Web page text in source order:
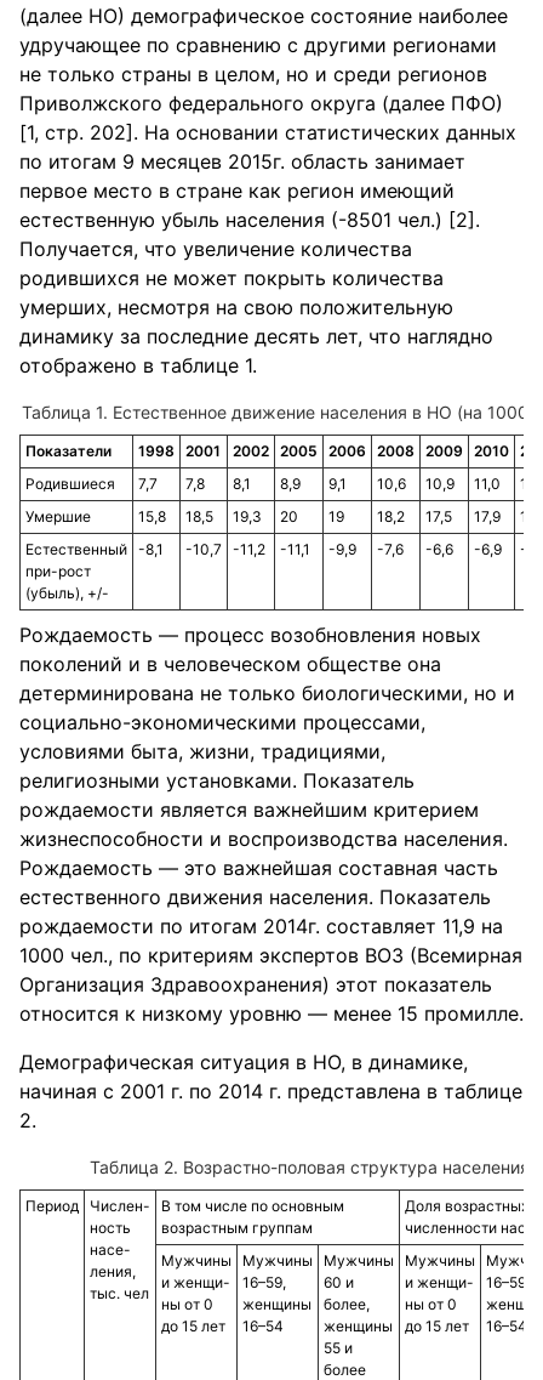
(далее НО) демографическое состояние наиболее
удручающее по сравнению с другими регионами
не только страны в целом, но и среди регионов
Приволжского федерального округа (далее ПФО)
[1, стр. 202]. На основании статистических данных
по итогам 9 месяцев 2015г. область занимает
первое место в стране как регион имеющий
естественную убыль населения (-8501 чел.) [2].
Получается, что увеличение количества
родившихся не может покрыть количества
умерших, несмотря на свою положительную
динамику за последние десять лет, что наглядно
отображено в таблице 1.
Естественное движение населения в НО (на 1000
Показатели 1998 2001 2002 2005 2006 2008 2009 2010
Родившиеся
7,7 7,8 8,1 8,9 9,1 10,6 10,9 11,0
Умершие
15,8 18,5 19,3 20 19 18,2 17,5 17,9
Естественный
при-рост
(убыль), +/-
-8,1 -10,7 -11,2 -11,1 -9,9 -7,6 -6,6 -6,9 -
Рождаемость — процесс возобновления новых
поколений и в человеческом обществе она
детерминирована не только биологическими, но и
социально-экономическими процессами,
условиями быта, жизни, традициями,
религиозными установками. Показатель
рождаемости является важнейшим критерием
жизнеспособности и воспроизводства населения.
Рождаемость — это важнейшая составная часть
естественного движения населения. Показатель
рождаемости по итогам 2014г. составляет 11,9 на
1000 чел., по критериям экспертов ВОЗ (Всемирная
Организация Здравоохранения) этот показатель
относится к низкому уровню — менее 15 промилле.
Демографическая ситуация в НО, в динамике,
начиная с 2001 г. по 2014 г. представлена в таблице
2.
Возрастно-половая структура населения
Период
Числен-
ность
насе-
ления,
тыс. чел
В том числе по основным
возрастным группам
Доля возрастных
численности
Мужчины
и женщи-
ны от 0
до 15 лет
Мужчины
16–59,
женщины
16–54
Мужчины
60 и
более,
женщины
55 и
более
Мужчины
и женщи-
ны от 0
до 15 лет
16–59,
16–54